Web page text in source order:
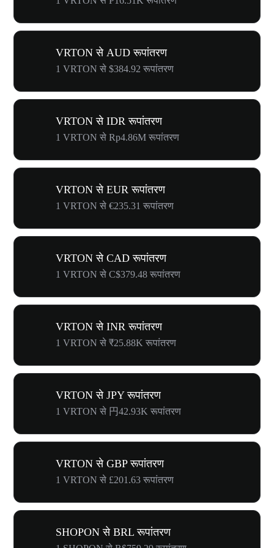
VRTON से AUD रूपांतरण
1 VRTON से $384.92 रूपांतरण
VRTON से IDR रूपांतरण
1 VRTON से Rp4.86M रूपांतरण
VRTON से EUR रूपांतरण
1 VRTON से €235.31 रूपांतरण
VRTON से CAD रूपांतरण
1 VRTON से C$379.48 रूपांतरण
VRTON से INR रूपांतरण
1 VRTON से ₹25.88K रूपांतरण
VRTON से JPY रूपांतरण
1 VRTON से 円42.93K रूपांतरण
VRTON से GBP रूपांतरण
1 VRTON से £201.63 रूपांतरण
SHOPON से BRL रूपांतरण